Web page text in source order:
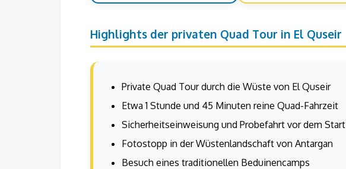
Highlights der privaten Quad Tour in El Quseir
Private Quad Tour durch die Wüste von El Quseir
Etwa 1 Stunde und 45 Minuten reine Quad-Fahrzeit
Sicherheitseinweisung und Probefahrt vor dem Start
Fotostopp in der Wüstenlandschaft von Antargan
Besuch eines traditionellen Beduinencamps